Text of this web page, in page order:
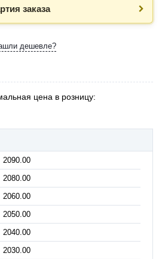
заказа
дешевле?
цена в розницу:
2090.00
2080.00
2060.00
2050.00
2040.00
2030.00